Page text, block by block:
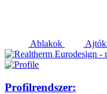
Ablakok Ajtók
Profilrendszer: